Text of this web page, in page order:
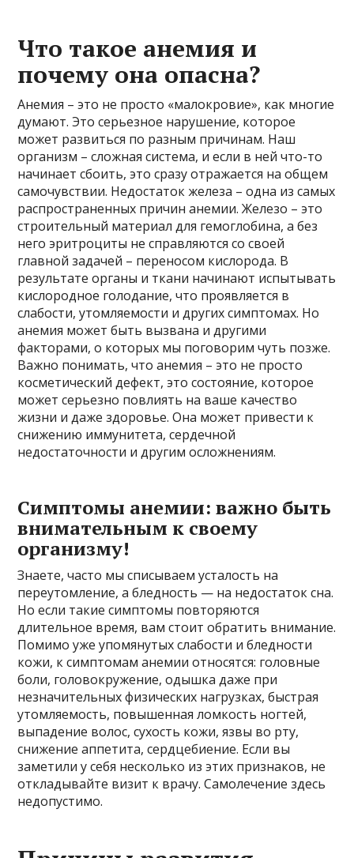
Что такое анемия и
почему она опасна?
Анемия – это не просто «малокровие», как многие
думают. Это серьезное нарушение, которое
может развиться по разным причинам. Наш
организм – сложная система, и если в ней что-то
начинает сбоить, это сразу отражается на общем
самочувствии. Недостаток железа – одна из самых
распространенных причин анемии. Железо – это
строительный материал для гемоглобина, а без
него эритроциты не справляются со своей
главной задачей – переносом кислорода. В
результате органы и ткани начинают испытывать
кислородное голодание, что проявляется в
слабости, утомляемости и других симптомах. Но
анемия может быть вызвана и другими
факторами, о которых мы поговорим чуть позже.
Важно понимать, что анемия – это не просто
косметический дефект, это состояние, которое
может серьезно повлиять на ваше качество
жизни и даже здоровье. Она может привести к
снижению иммунитета, сердечной
недостаточности и другим осложнениям.
Симптомы анемии: важно быть
внимательным к своему
организму!
Знаете, часто мы списываем усталость на
переутомление, а бледность — на недостаток сна.
Но если такие симптомы повторяются
длительное время, вам стоит обратить внимание.
Помимо уже упомянутых слабости и бледности
кожи, к симптомам анемии относятся: головные
боли, головокружение, одышка даже при
незначительных физических нагрузках, быстрая
утомляемость, повышенная ломкость ногтей,
выпадение волос, сухость кожи, язвы во рту,
снижение аппетита, сердцебиение. Если вы
заметили у себя несколько из этих признаков, не
откладывайте визит к врачу. Самолечение здесь
недопустимо.